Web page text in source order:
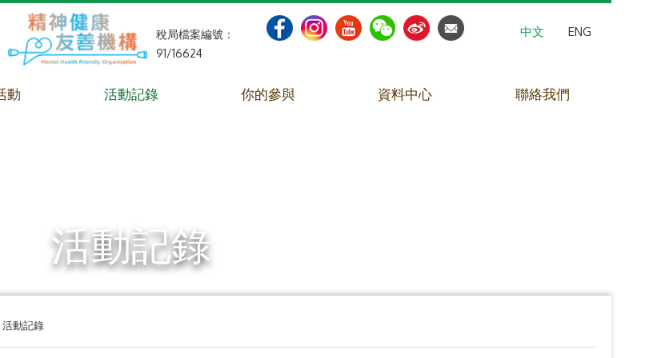
稅局檔案編號：
91/16624
中文 ENG
動 活動記錄 你的參與 資料中心 聯絡我們
活動記錄
活動記錄